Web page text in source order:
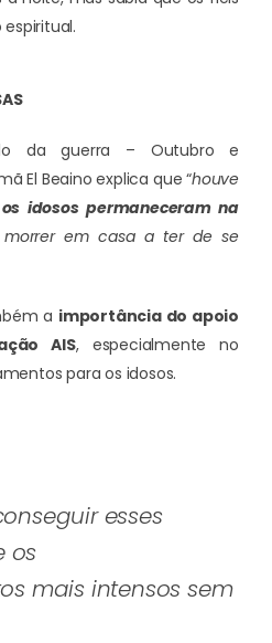
da guerra – Outubro e
El Beaino explica que “houve
idosos permaneceram na
morrer em casa a ter de se
a importância do apoio
AIS, especialmente no
para os idosos.
esses
os
mais intensos sem